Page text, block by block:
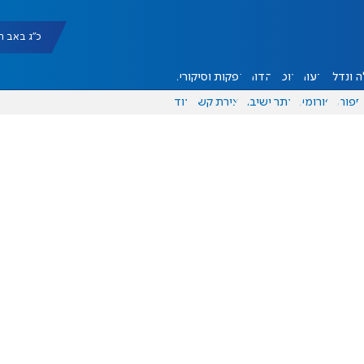
כ"ג באב תשפ"ו
ונדל"ן דעות אוכל יהדות הפקות וסיקורים
ספורט פורומים אתר ישיבה יצירת קשר עוד